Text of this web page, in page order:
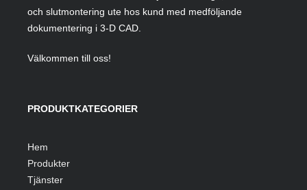
och slutmontering ute hos kund med medföljande
dokumentering i 3-D CAD.
Välkommen till oss!
PRODUKTKATEGORIER
Hem
Produkter
Tjänster